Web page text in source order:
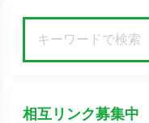
相互リンク募集中